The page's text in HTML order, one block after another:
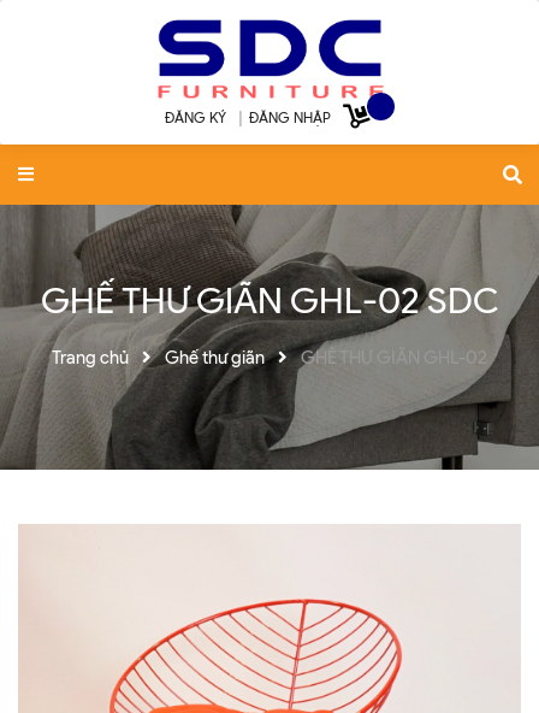
ĐĂNG KÝ ĐĂNG NHẬP
GHẾ THƯ GIÃN GHL-02 SDC
Trang chủ Ghế thư giãn GHẾ THƯ GIÃN GHL-02